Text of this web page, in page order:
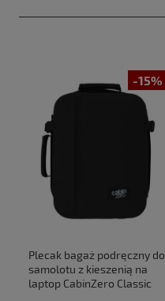
-15%
Plecak bagaż podręczny do
samolotu z kieszenią na
laptop CabinZero Classic